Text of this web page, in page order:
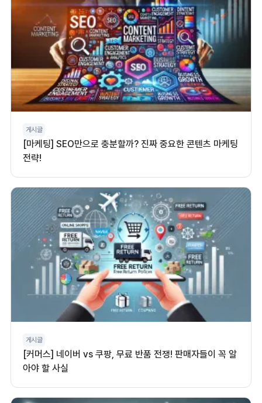
게시글
[마케팅] SEO만으로 충분할까? 진짜 중요한 콘텐츠 마케팅
전략!
게시글
[커머스] 네이버 vs 쿠팡, 무료 반품 전쟁! 판매자들이 꼭 알
아야 할 사실